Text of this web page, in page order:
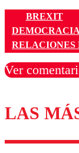
BREXIT
DEMOCRACIA
Ver
Los
Nombre
LAS